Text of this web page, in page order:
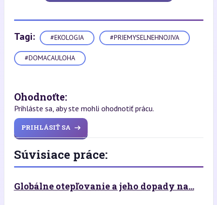
Tagi: #EKOLOGIA #PRIEMYSELNEHNOJIVA
#DOMACAULOHA
Ohodnoťte:
Prihláste sa, aby ste mohli ohodnotiť prácu.
PRIHLÁSIŤ SA
Súvisiace práce:
Globálne otepľovanie a jeho dopady na...